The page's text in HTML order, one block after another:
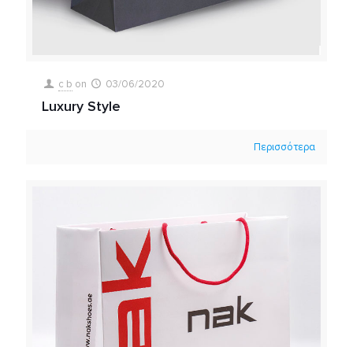
c b on 03/06/2020
Luxury Style
Περισσότερα